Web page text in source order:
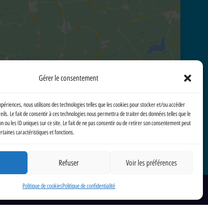
Gérer le consentement
nous utilisons des technologies telles que les cookies pour stocker et/ou accéder
Le fait de consentir à ces technologies nous permettra de traiter des données telles que le
ou les ID uniques sur ce site. Le fait de ne pas consentir ou de retirer son consentement peut
caractéristiques et fonctions.
Refuser Voir les préférences
Politique de cookiesPolitique de confidentialité
pour accepter les cookies marketing et activer ce